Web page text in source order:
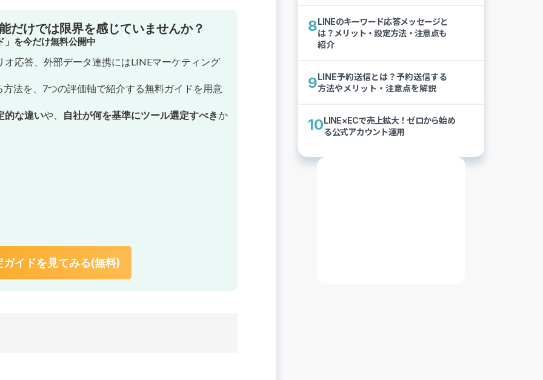
だけでは限界を感じていませんか？
」を今だけ無料公開中
応答、外部データ連携にはLINEマーケティング
法を、7つの評価軸で紹介する無料ガイドを用意
的な違いや、 自社が何を基準にツール選定すべきか
ガイドを見てみる(無料)
8LINEのキーワード応答メッセージと
は？メリット・設定方法・注意点も
紹介
9LINE予約送信とは？予約送信する
方法やメリット・注意点を解説
10LINE×ECで売上拡大！ゼロから始め
る公式アカウント運用